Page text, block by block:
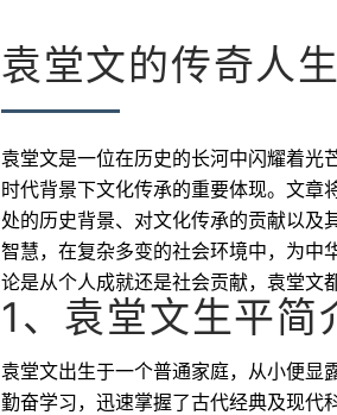
袁堂文的传奇人
袁堂文是一位在历史的长河中闪耀着光
时代背景下文化传承的重要体现。文章
处的历史背景、对文化传承的贡献以及
智慧，在复杂多变的社会环境中，为中
论是从个人成就还是社会贡献，袁堂文
1、袁堂文生平简
袁堂文出生于一个普通家庭，从小便显
勤奋学习，迅速掌握了古代经典及现代